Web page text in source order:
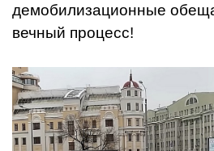
демобилизационные
вечный процесс!